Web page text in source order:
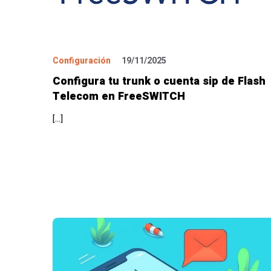
Configuración 19/11/2025
Configura tu trunk o cuenta sip de Flash
Telecom en FreeSWITCH
[…]